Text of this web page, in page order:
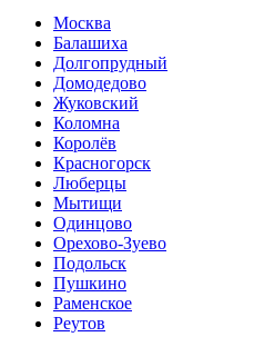
Москва
Балашиха
Долгопрудный
Домодедово
Жуковский
Коломна
Королёв
Красногорск
Люберцы
Мытищи
Одинцово
Орехово-Зуево
Подольск
Пушкино
Раменское
Реутов